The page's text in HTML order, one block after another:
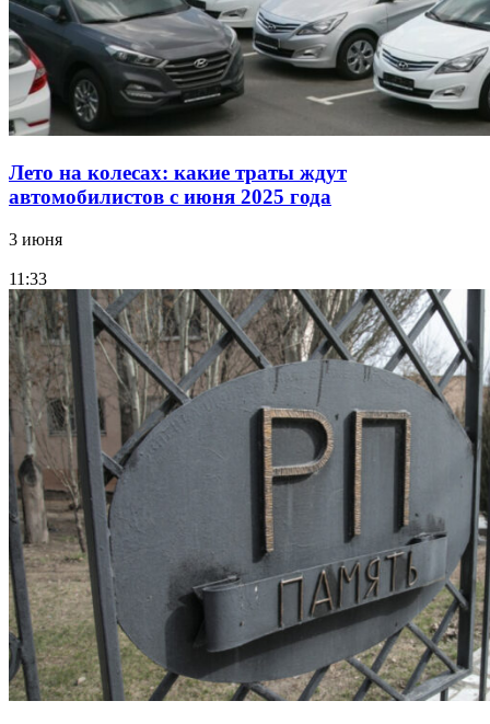
Лето на колесах: какие траты ждут
автомобилистов с июня 2025 года
3 июня
11:33